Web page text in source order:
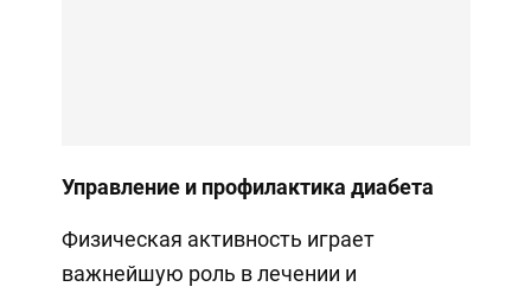
Управление и профилактика диабета
Физическая активность играет
важнейшую роль в лечении и